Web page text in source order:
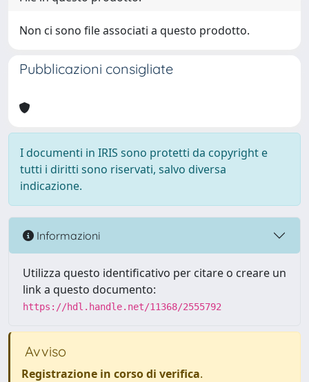
Non ci sono file associati a questo prodotto.
Pubblicazioni consigliate
I documenti in IRIS sono protetti da copyright e
tutti i diritti sono riservati, salvo diversa
indicazione.
Informazioni
Utilizza questo identificativo per citare o creare un
link a questo documento:
https://hdl.handle.net/11368/2555792
Avviso
Registrazione in corso di verifica.